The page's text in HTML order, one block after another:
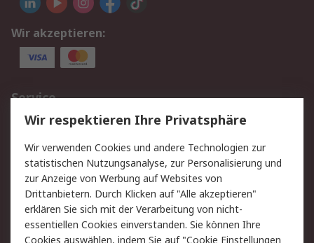
Wir akzeptieren:
Service
Value Added Services
Lieferlösungen
Rücksendungen
Kontakt
Hilfe
Rechtliches
AGB
Datenschutz
Wir respektieren Ihre Privatsphäre
Wir verwenden Cookies und andere Technologien zur
statistischen Nutzungsanalyse, zur Personalisierung und
zur Anzeige von Werbung auf Websites von
Drittanbietern. Durch Klicken auf "Alle akzeptieren"
erklären Sie sich mit der Verarbeitung von nicht-
essentiellen Cookies einverstanden. Sie können Ihre
Cookies auswählen, indem Sie auf "Cookie Einstellungen